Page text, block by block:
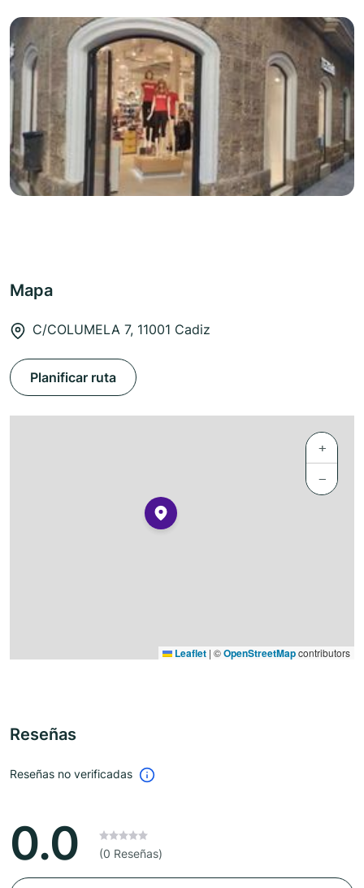
Mapa
C/COLUMELA 7, 11001 Cadiz
Planificar ruta
+
−
Leaflet | ©OpenStreetMapcontributors
Reseñas
Reseñas no verificadas
0.0 (0 Reseñas)